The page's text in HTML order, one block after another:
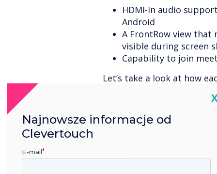
HDMI-In audio
Android
A FrontRow view
visible during screen
Capability to join
Let’s take a look at how
better meetings and
Microsoft Teams meeting.
HDMI-In Audio
Rooms on Android
Najnowsze informacje od
Clevertouch
E-mail